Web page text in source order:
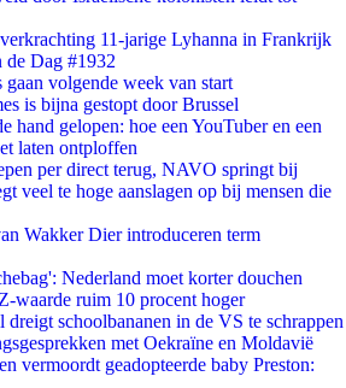
11-jarige Lyhanna in Frankrijk
de Dag #1932
volgende week van start
is bijna gestopt door Brussel
hand gelopen: hoe een YouTuber en een
laten ontploffen
per direct terug, NAVO springt bij
veel te hoge aanslagen op bij mensen die
Wakker Dier introduceren term
Nederland moet korter douchen
waarde ruim 10 procent hoger
schoolbananen in de VS te schrappen
met Oekraïne en Moldavië
vermoordt geadopteerde baby Preston: